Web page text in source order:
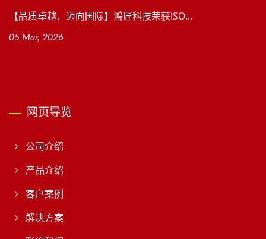
【品质卓越．迈向国际】鴻匠科技荣获ISO...
05 Mar, 2026
网页导览
公司介绍
产品介绍
客户案例
解决方案